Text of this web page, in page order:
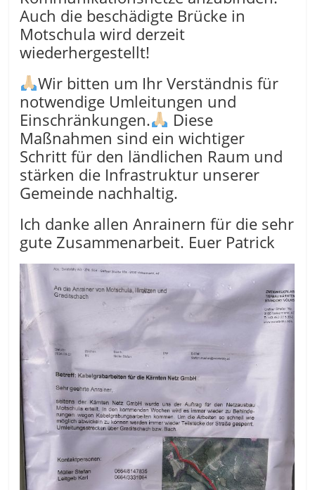
Auch die beschädigte Brücke in
Motschula wird derzeit
wiederhergestellt!
Wir bitten um Ihr Verständnis für
notwendige Umleitungen und
Einschränkungen.
Diese
Maßnahmen sind ein wichtiger
Schritt für den ländlichen Raum und
stärken die Infrastruktur unserer
Gemeinde nachhaltig.
Ich danke allen Anrainern für die sehr
gute Zusammenarbeit. Euer Patrick